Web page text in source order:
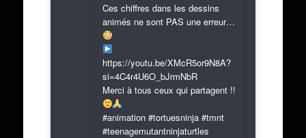
Ces chiffres dans les dessins
animés ne sont PAS une erreur…
https://youtu.be/XMcR5or9N8A?
si=4C4r4U6O_bJrmNbR
Merci à tous ceux qui partagent !!
#animation #tortuesninja #tmnt
#teenagemutantninjaturtles